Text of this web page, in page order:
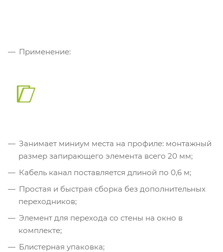
Применение:
Занимает миниум места на профиле: монтажный
размер запирающего элемента всего 20 мм;
Кабель канал поставляется длиной по 0,6 м;
Простая и быстрая сборка без дополнительных
переходников;
Элемент для перехода со стены на окно в
комплекте;
Блистерная упаковка;